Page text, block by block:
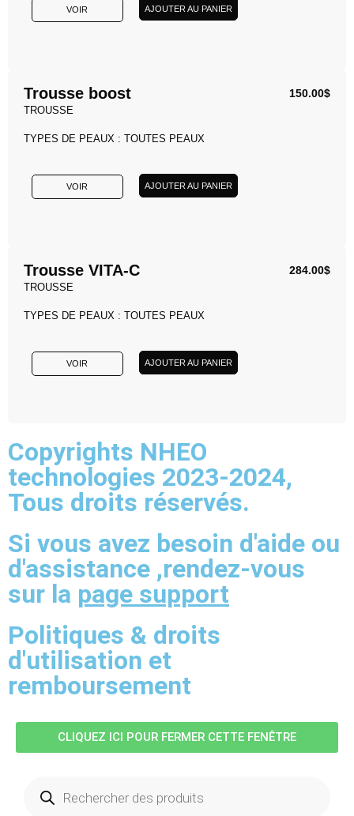
VOIR AJOUTER AU PANIER
Trousse boost 150.00$
TROUSSE
TYPES DE PEAUX : TOUTES PEAUX
VOIR AJOUTER AU PANIER
Trousse VITA-C 284.00$
TROUSSE
TYPES DE PEAUX : TOUTES PEAUX
VOIR AJOUTER AU PANIER
Copyrights NHEO
technologies 2023-2024,
Tous droits réservés.
Si vous avez besoin d'aide ou
d'assistance ,rendez-vous
sur la page support
Politiques & droits
d'utilisation et
remboursement
CLIQUEZ ICI POUR FERMER CETTE FENÊTRE